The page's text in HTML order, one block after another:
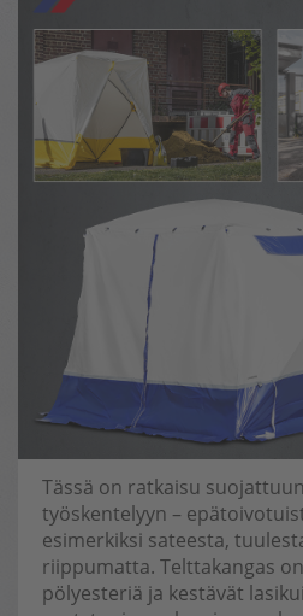
Tässä on ratkaisu
työskentelyyn –
esimerkiksi sateesta,
riippumatta. Telttakangas
pölyesteriä ja kestävät